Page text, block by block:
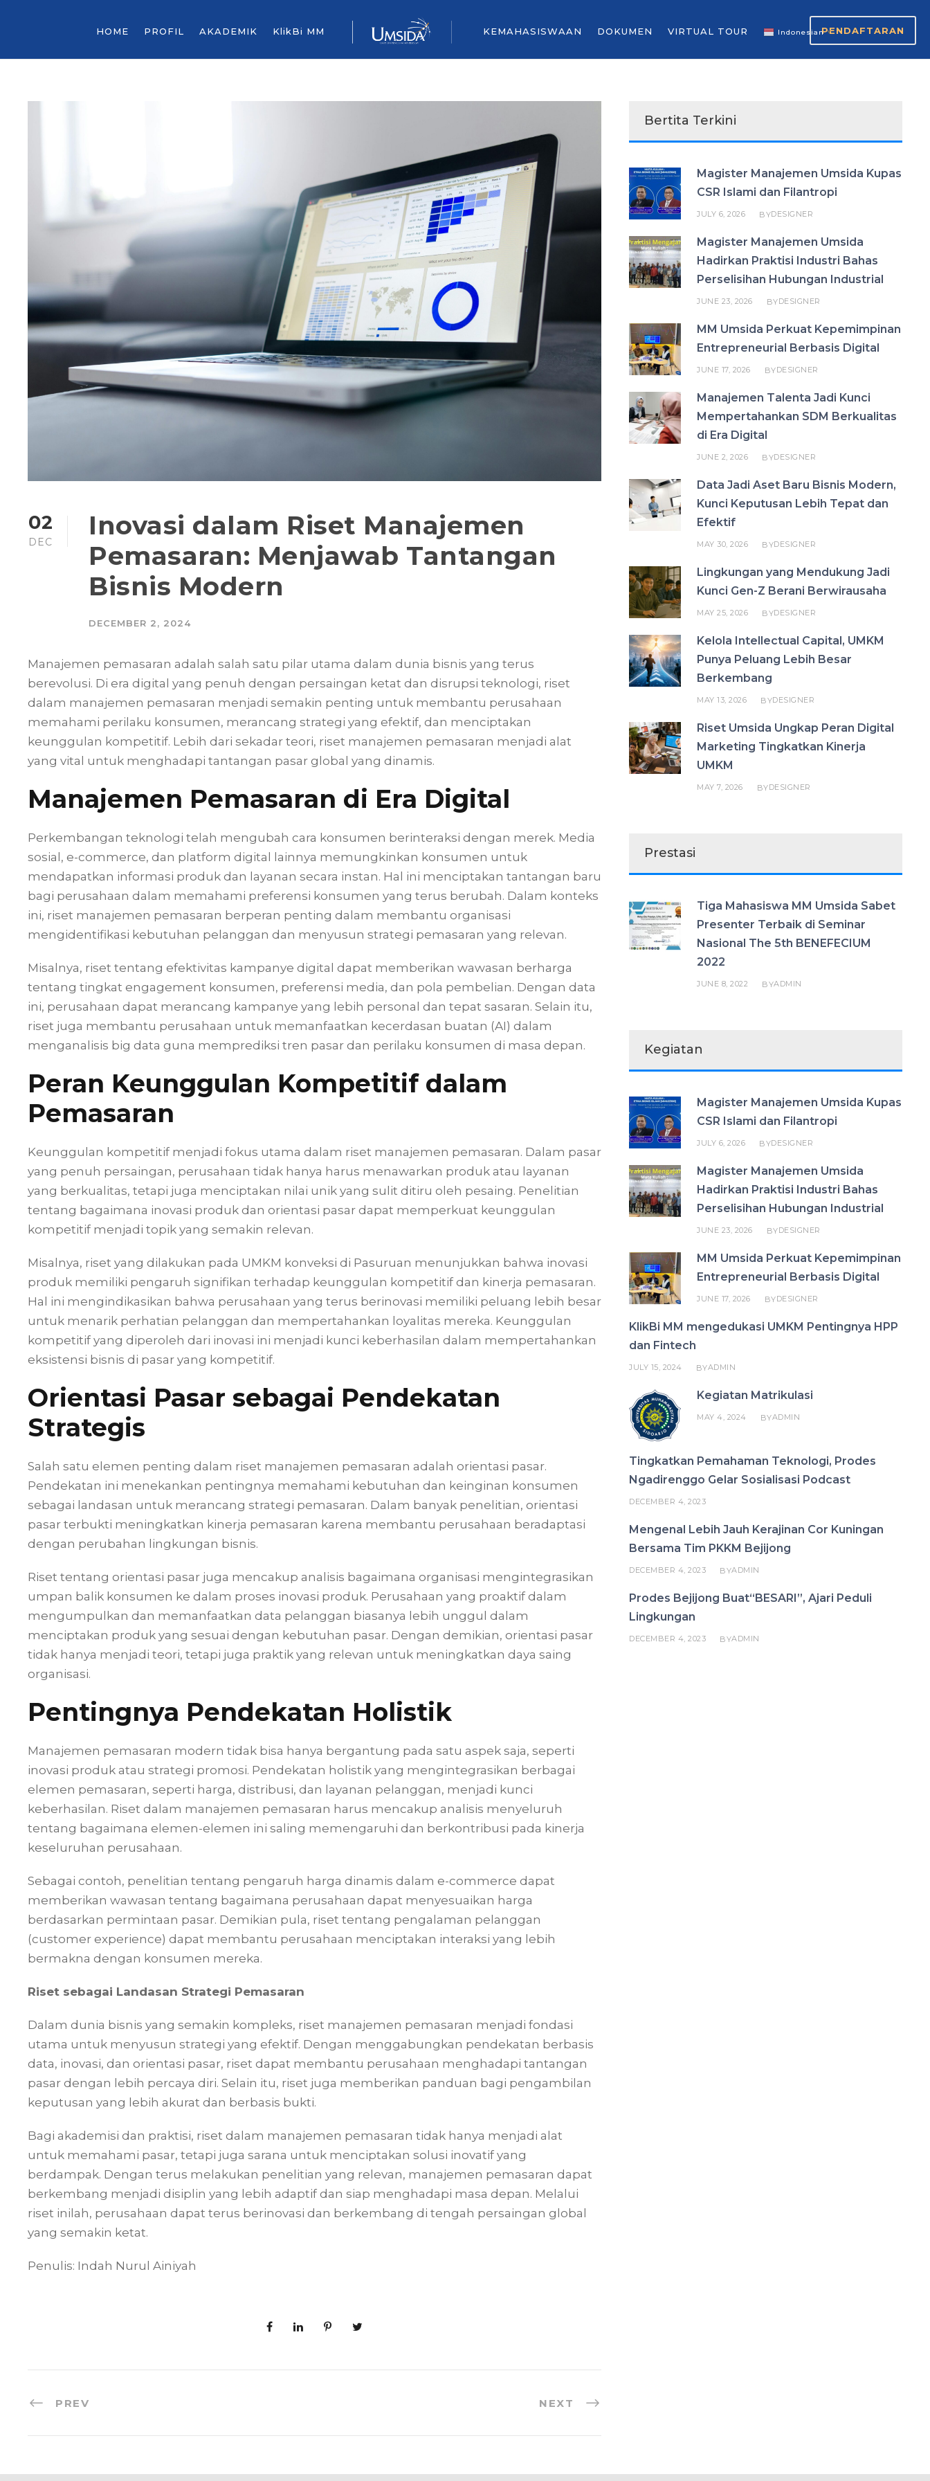
HOME PROFIL AKADEMIK KlikBi MM KEMAHASISWAAN DOKUMEN VIRTUAL TOUR Indonesian ▼
PENDAFTARAN
02
DEC
Inovasi dalam Riset Manajemen
Pemasaran: Menjawab Tantangan
Bisnis Modern
DECEMBER 2, 2024
Manajemen pemasaran adalah salah satu pilar utama dalam dunia bisnis yang terus
berevolusi. Di era digital yang penuh dengan persaingan ketat dan disrupsi teknologi, riset
dalam manajemen pemasaran menjadi semakin penting untuk membantu perusahaan
memahami perilaku konsumen, merancang strategi yang efektif, dan menciptakan
keunggulan kompetitif. Lebih dari sekadar teori, riset manajemen pemasaran menjadi alat
yang vital untuk menghadapi tantangan pasar global yang dinamis.
Manajemen Pemasaran di Era Digital
Perkembangan teknologi telah mengubah cara konsumen berinteraksi dengan merek. Media
sosial, e-commerce, dan platform digital lainnya memungkinkan konsumen untuk
mendapatkan informasi produk dan layanan secara instan. Hal ini menciptakan tantangan baru
bagi perusahaan dalam memahami preferensi konsumen yang terus berubah. Dalam konteks
ini, riset manajemen pemasaran berperan penting dalam membantu organisasi
mengidentifikasi kebutuhan pelanggan dan menyusun strategi pemasaran yang relevan.
Misalnya, riset tentang efektivitas kampanye digital dapat memberikan wawasan berharga
tentang tingkat engagement konsumen, preferensi media, dan pola pembelian. Dengan data
ini, perusahaan dapat merancang kampanye yang lebih personal dan tepat sasaran. Selain itu,
riset juga membantu perusahaan untuk memanfaatkan kecerdasan buatan (AI) dalam
menganalisis big data guna memprediksi tren pasar dan perilaku konsumen di masa depan.
Peran Keunggulan Kompetitif dalam
Pemasaran
Keunggulan kompetitif menjadi fokus utama dalam riset manajemen pemasaran. Dalam pasar
yang penuh persaingan, perusahaan tidak hanya harus menawarkan produk atau layanan
yang berkualitas, tetapi juga menciptakan nilai unik yang sulit ditiru oleh pesaing. Penelitian
tentang bagaimana inovasi produk dan orientasi pasar dapat memperkuat keunggulan
kompetitif menjadi topik yang semakin relevan.
Misalnya, riset yang dilakukan pada UMKM konveksi di Pasuruan menunjukkan bahwa inovasi
produk memiliki pengaruh signifikan terhadap keunggulan kompetitif dan kinerja pemasaran.
Hal ini mengindikasikan bahwa perusahaan yang terus berinovasi memiliki peluang lebih besar
untuk menarik perhatian pelanggan dan mempertahankan loyalitas mereka. Keunggulan
kompetitif yang diperoleh dari inovasi ini menjadi kunci keberhasilan dalam mempertahankan
eksistensi bisnis di pasar yang kompetitif.
Orientasi Pasar sebagai Pendekatan
Strategis
Salah satu elemen penting dalam riset manajemen pemasaran adalah orientasi pasar.
Pendekatan ini menekankan pentingnya memahami kebutuhan dan keinginan konsumen
sebagai landasan untuk merancang strategi pemasaran. Dalam banyak penelitian, orientasi
pasar terbukti meningkatkan kinerja pemasaran karena membantu perusahaan beradaptasi
dengan perubahan lingkungan bisnis.
Riset tentang orientasi pasar juga mencakup analisis bagaimana organisasi mengintegrasikan
umpan balik konsumen ke dalam proses inovasi produk. Perusahaan yang proaktif dalam
mengumpulkan dan memanfaatkan data pelanggan biasanya lebih unggul dalam
menciptakan produk yang sesuai dengan kebutuhan pasar. Dengan demikian, orientasi pasar
tidak hanya menjadi teori, tetapi juga praktik yang relevan untuk meningkatkan daya saing
organisasi.
Pentingnya Pendekatan Holistik
Manajemen pemasaran modern tidak bisa hanya bergantung pada satu aspek saja, seperti
inovasi produk atau strategi promosi. Pendekatan holistik yang mengintegrasikan berbagai
elemen pemasaran, seperti harga, distribusi, dan layanan pelanggan, menjadi kunci
keberhasilan. Riset dalam manajemen pemasaran harus mencakup analisis menyeluruh
tentang bagaimana elemen-elemen ini saling memengaruhi dan berkontribusi pada kinerja
keseluruhan perusahaan.
Sebagai contoh, penelitian tentang pengaruh harga dinamis dalam e-commerce dapat
memberikan wawasan tentang bagaimana perusahaan dapat menyesuaikan harga
berdasarkan permintaan pasar. Demikian pula, riset tentang pengalaman pelanggan
(customer experience) dapat membantu perusahaan menciptakan interaksi yang lebih
bermakna dengan konsumen mereka.
Riset sebagai Landasan Strategi Pemasaran
Dalam dunia bisnis yang semakin kompleks, riset manajemen pemasaran menjadi fondasi
utama untuk menyusun strategi yang efektif. Dengan menggabungkan pendekatan berbasis
data, inovasi, dan orientasi pasar, riset dapat membantu perusahaan menghadapi tantangan
pasar dengan lebih percaya diri. Selain itu, riset juga memberikan panduan bagi pengambilan
keputusan yang lebih akurat dan berbasis bukti.
Bagi akademisi dan praktisi, riset dalam manajemen pemasaran tidak hanya menjadi alat
untuk memahami pasar, tetapi juga sarana untuk menciptakan solusi inovatif yang
berdampak. Dengan terus melakukan penelitian yang relevan, manajemen pemasaran dapat
berkembang menjadi disiplin yang lebih adaptif dan siap menghadapi masa depan. Melalui
riset inilah, perusahaan dapat terus berinovasi dan berkembang di tengah persaingan global
yang semakin ketat.
Penulis: Indah Nurul Ainiyah
PREV NEXT
Bertita Terkini
Magister Manajemen Umsida Kupas
CSR Islami dan Filantropi
JULY 6, 2026 BYDESIGNER
Magister Manajemen Umsida
Hadirkan Praktisi Industri Bahas
Perselisihan Hubungan Industrial
JUNE 23, 2026 BYDESIGNER
MM Umsida Perkuat Kepemimpinan
Entrepreneurial Berbasis Digital
JUNE 17, 2026 BYDESIGNER
Manajemen Talenta Jadi Kunci
Mempertahankan SDM Berkualitas
di Era Digital
JUNE 2, 2026 BYDESIGNER
Data Jadi Aset Baru Bisnis Modern,
Kunci Keputusan Lebih Tepat dan
Efektif
MAY 30, 2026 BYDESIGNER
Lingkungan yang Mendukung Jadi
Kunci Gen-Z Berani Berwirausaha
MAY 25, 2026 BYDESIGNER
Kelola Intellectual Capital, UMKM
Punya Peluang Lebih Besar
Berkembang
MAY 13, 2026 BYDESIGNER
Riset Umsida Ungkap Peran Digital
Marketing Tingkatkan Kinerja
UMKM
MAY 7, 2026 BYDESIGNER
Prestasi
Tiga Mahasiswa MM Umsida Sabet
Presenter Terbaik di Seminar
Nasional The 5th BENEFECIUM
2022
JUNE 8, 2022 BYADMIN
Kegiatan
Magister Manajemen Umsida Kupas
CSR Islami dan Filantropi
JULY 6, 2026 BYDESIGNER
Magister Manajemen Umsida
Hadirkan Praktisi Industri Bahas
Perselisihan Hubungan Industrial
JUNE 23, 2026 BYDESIGNER
MM Umsida Perkuat Kepemimpinan
Entrepreneurial Berbasis Digital
JUNE 17, 2026 BYDESIGNER
KlikBi MM mengedukasi UMKM Pentingnya HPP
dan Fintech
JULY 15, 2024 BYADMIN
Kegiatan Matrikulasi
MAY 4, 2024 BYADMIN
Tingkatkan Pemahaman Teknologi, Prodes
Ngadirenggo Gelar Sosialisasi Podcast
DECEMBER 4, 2023
Mengenal Lebih Jauh Kerajinan Cor Kuningan
Bersama Tim PKKM Bejijong
DECEMBER 4, 2023 BYADMIN
Prodes Bejijong Buat“BESARI”, Ajari Peduli
Lingkungan
DECEMBER 4, 2023 BYADMIN